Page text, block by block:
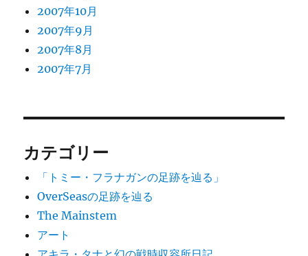
2007年10月
2007年9月
2007年8月
2007年7月
カテゴリー
「トミー・フラナガンの足跡を辿る」
OverSeasの足跡を辿る
The Mainstem
アート